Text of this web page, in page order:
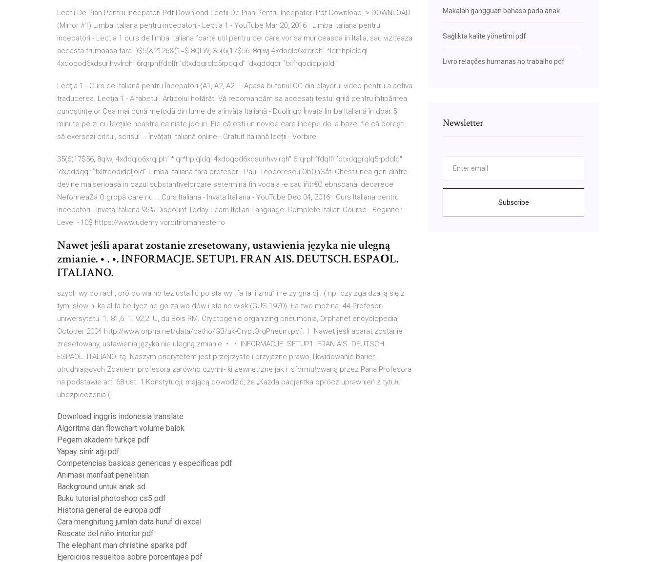
Lectii De Pian Pentru Incepatori Pdf Download Lectii De Pian Pentru Incepatori Pdf Download -> DOWNLOAD
(Mirror #1) Limba Italiana pentru incepatori - Lectia 1 - YouTube Mar 20, 2016 · Limba Italiana pentru
incepatori - Lectia 1 curs de limba italiana foarte util pentru cei care vor sa munceasca in Italia, sau viziteaza
aceasta frumoasa tara. )$5(&2126&(1=$ 8QLWj 35(6(17$56, 8qlwj 4xdoqlo6xrqrph" *lqr*hplqldql
4xdoqod6xdsurihvvlrqh" 6rqrphffdqlfr ’dtxdqgrqlq5rpdqld" ’dxqddqqr ˚txlfrqodidpljold"
Lecţia 1 - Curs de Italiană pentru Începatori (A1, A2, A2 ... Apasa butonul CC din playerul video pentru a activa
traducerea. Lecţia 1 - Alfabetul. Articolul hotărât. Vă recomandăm sa accesați testul grilă pentru întipărirea
cunoștințelor Cea mai bună metodă din lume de a învăța Italiană - Duolingo Învață limba Italiană în doar 5
minute pe zi cu lecțiile noastre ca niște jocuri. Fie că ești un novice care începe de la baze, fie că dorești
să exersezi cititul, scrisul … Învățați Italiană online - Gratuit Italiană lecții - Vorbire
35(6(17$56, 8qlwj 4xdoqlo6xrqrph" *lqr*hplqldql 4xdoqod6xdsurihvvlrqh" 6rqrphffdqlfr ’dtxdqgrqlq5rpdqld"
’dxqddqqr ˚txlfrqodidpljold" Limba italiana fara profesor - Paul Teodorescu ObQnSåti Chestiunea gen dintre
devine maiserioasä in cazul substantivelorcare seterminá fin vocala -e sau îñtr€O ebnsoanä, deoarece'
NefonneaŽä O gropä care nu … Curs Italiana - Invata Italiana - YouTube Dec 04, 2016 · Curs Italiana pentru
Incepatori - Invata Italiana 95% Discount Today Learn Italian Language: Complete Italian Course - Beginner
Level - 10$ https://www.udemy vorbitiromaneste.ro
Nawet jeśli aparat zostanie zresetowany, ustawienia języka nie ulegną
zmianie. • . •. INFORMACJE. SETUP1. FRAN AIS. DEUTSCH. ESPAОL.
ITALIANO.
szych wy bo rach, pró bo wa no też usta lić po sta wy „fa ta li zmu” i re zy gna cji. ( np. czy zga dza ją się z
tym, słow ni ka al fa be tycz ne go za wo dów i sta no wisk (GUS 1970). Ła two moż na. 44 Profesor
uniwersytetu. 1. 81,6. 1. 92,2. U, du Bois RM. Cryptogenic organizing pneumonia, Orphanet encyclopedia,
October 2004 http://www.orpha.net/data/patho/GB/uk-CryptOrgPneum.pdf. 1 Nawet jeśli aparat zostanie
zresetowany, ustawienia języka nie ulegną zmianie. • . •. INFORMACJE. SETUP1. FRAN AIS. DEUTSCH.
ESPAОL. ITALIANO. fą. Naszym priorytetem jest przejrzyste i przyjazne prawo, likwidowanie barier,
utrudniających Zdaniem profesora zarówno czynni- ki zewnętrzne jak i sformułowaną przez Pana Profesora
na podstawie art. 68 ust. 1 Konstytucji, mającą dowodzić, że „Każda pacjentka oprócz uprawnień z tytułu
ubezpieczenia (.
Download inggris indonesia translate
Algoritma dan flowchart volume balok
Pegem akademi türkçe pdf
Yapay sinir ağı pdf
Competencias basicas genericas y especificas pdf
Animasi manfaat penelitian
Background untuk anak sd
Buku tutorial photoshop cs5 pdf
Historia general de europa pdf
Cara menghitung jumlah data huruf di excel
Rescate del niño interior pdf
The elephant man christine sparks pdf
Ejercicios resueltos sobre porcentajes pdf
Makalah gangguan bahasa pada anak
Sağlıkta kalite yönetimi pdf
Livro relações humanas no trabalho pdf
Newsletter
Subscribe